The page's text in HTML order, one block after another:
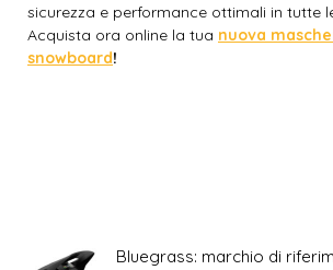
sicurezza e performance ottimali in tutte
Acquista ora online la tua nuova
snowboard!
Bluegrass: marchio di